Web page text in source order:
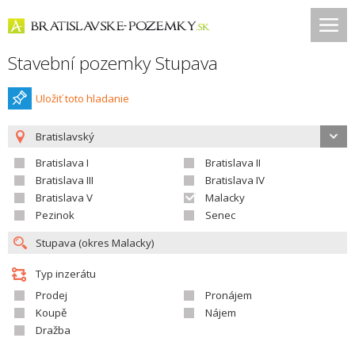
Stavební pozemky Stupava
Uložiť toto hladanie
Bratislavský
Bratislava I
Bratislava II
Bratislava III
Bratislava IV
Bratislava V
Malacky
Pezinok
Senec
Typ inzerátu
Prodej
Pronájem
Koupě
Nájem
Dražba